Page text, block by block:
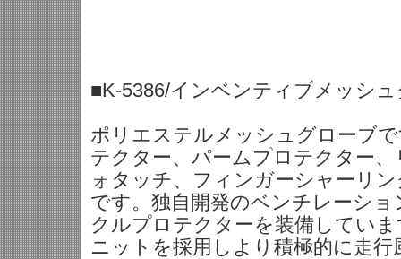
■K-5386/インベンティブメッシ
ポリエステルメッシュグローブ
テクター、パームプロテクター
ォタッチ、フィンガーシャーリ
です。独自開発のベンチレーシ
クルプロテクターを装備してい
ニットを採用しより積極的に走